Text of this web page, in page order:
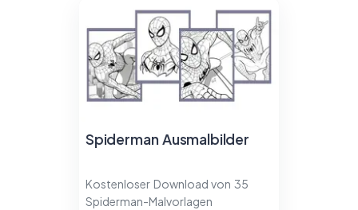
Spiderman Ausmalbilder
Kostenloser Download von 35
Spiderman-Malvorlagen